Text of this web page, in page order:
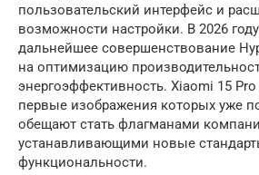
пользовательский интерфейс и
возможности настройки. В 2026
дальнейшее совершенствование
на оптимизацию
энергоэффективность. Xiaomi 15
первые изображения которых уже
обещают стать флагманами
устанавливающими новые
функциональности.